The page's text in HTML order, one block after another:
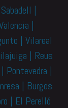
|
|
| Vilareal
| Reus
Pontevedra |
| Burgos
| El Perelló